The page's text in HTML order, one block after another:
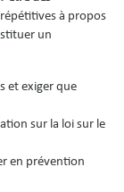
à propos
un
et exiger que
sur la loi sur le
en prévention